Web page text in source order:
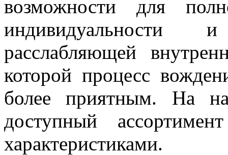
возможности для
индивидуальности
расслабляющей
которой процесс
более приятным. На
доступный
характеристиками.